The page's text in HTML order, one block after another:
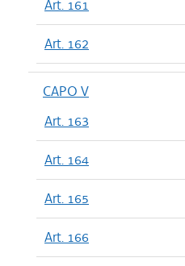
Art. 161
Art. 162
CAPO V
Art. 163
Art. 164
Art. 165
Art. 166